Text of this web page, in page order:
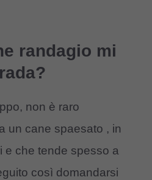
randagio mi
non è raro
un cane spaesato , in
e che tende spesso a
così domandarsi